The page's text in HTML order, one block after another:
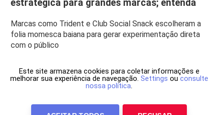
estratégica para grandes marcas; entenda
Marcas como Trident e Club Social Snack escolheram a
folia momesca baiana para gerar experimentação direta
com o público
Este site armazena cookies para coletar informações e
melhorar sua experiência de navegação. Settings ou consulte
nossa política.